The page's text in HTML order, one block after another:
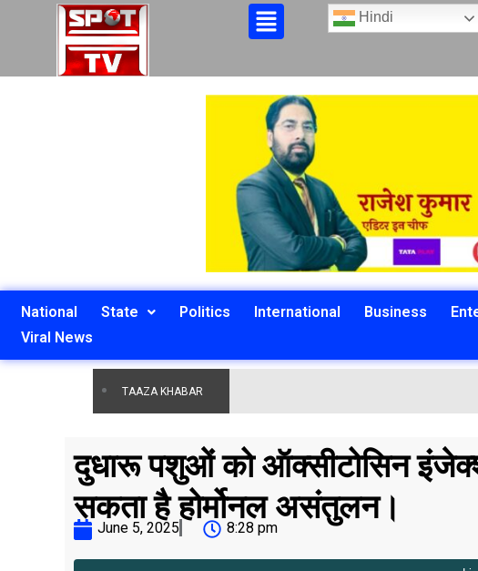
Hindi
National State Politics International Business
Viral News
TAAZA KHABAR
दुधारू पशुओं को ऑक्सीटोसिन
सकता है होर्मोनल असंतुलन।
June 5, 2025 8:28 pm